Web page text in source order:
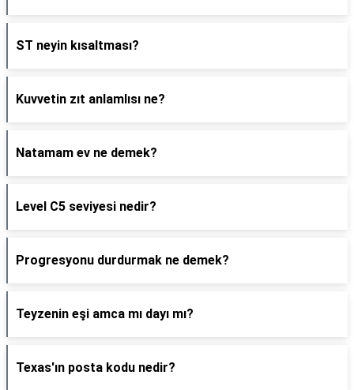
ST neyin kısaltması?
Kuvvetin zıt anlamlısı ne?
Natamam ev ne demek?
Level C5 seviyesi nedir?
Progresyonu durdurmak ne demek?
Teyzenin eşi amca mı dayı mı?
Texas'ın posta kodu nedir?